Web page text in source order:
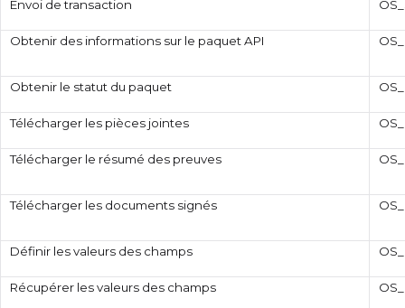
Envoi de transaction
Obtenir des informations sur le paquet API
Obtenir le statut du paquet
Télécharger les pièces jointes
Télécharger le résumé des preuves
Télécharger les documents signés
Définir les valeurs des champs
Récupérer les valeurs des champs